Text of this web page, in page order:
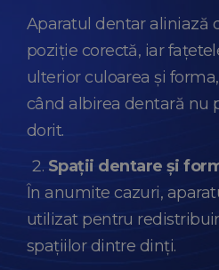
Aparatul dentar aliniază
poziție corectă, iar
ulterior culoarea și
când albirea dentară nu
dorit.
Spații dentare și
În anumite cazuri,
utilizat pentru
spațiilor dintre dinți.